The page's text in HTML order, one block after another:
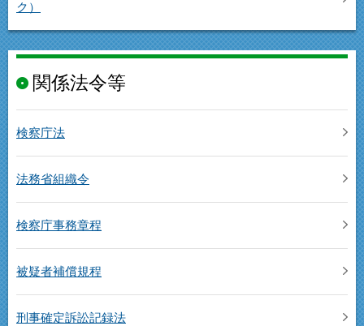
ク）
関係法令等
検察庁法
法務省組織令
検察庁事務章程
被疑者補償規程
刑事確定訴訟記録法